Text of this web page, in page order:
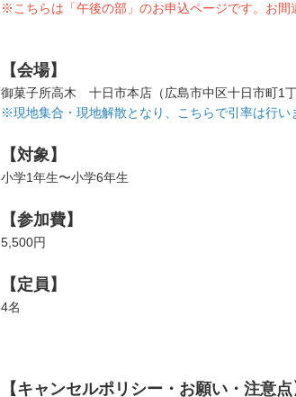
※こちらは「午後の部」のお申込ページです。お間
【会場】
御菓子所高木 十日市本店（広島市中区十日市町1丁
※現地集合・現地解散となり、こちらで引率は行い
【対象】
小学1年生〜小学6年生
【参加費】
5,500円
【定員】
4名
【キャンセルポリシー・お願い・注意点